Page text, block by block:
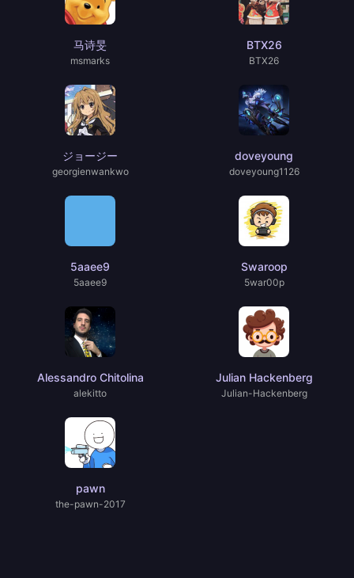
马诗旻
msmarks
BTX26
BTX26
ジョージー
georgienwankwo
doveyoung
doveyoung1126
5aaee9
5aaee9
Swaroop
5war00p
Alessandro Chitolina
alekitto
Julian Hackenberg
Julian-Hackenberg
pawn
the-pawn-2017